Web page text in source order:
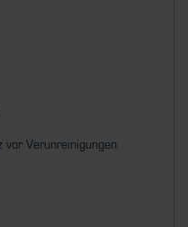
vor Verunreinigungen